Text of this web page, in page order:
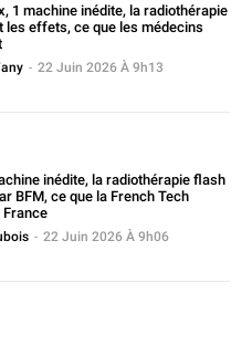
1 machine inédite, la radiothérapie
les effets, ce que les médecins
- 22 Juin 2026 À 9h13
inédite, la radiothérapie flash
BFM, ce que la French Tech
France
- 22 Juin 2026 À 9h06